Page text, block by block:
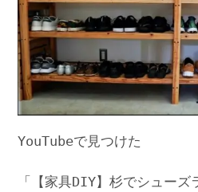
YouTubeで見つけた
「【家具DIY】杉でシュー